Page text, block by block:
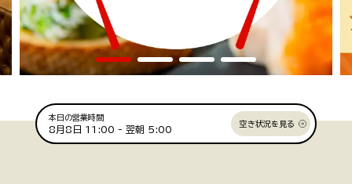
本日の営業時間
8月8日 11:00 -翌朝 5:00
空き状況を見る